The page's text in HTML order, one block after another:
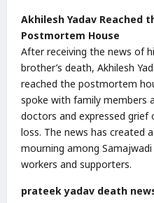
Akhilesh Yadav Reached
Postmortem House
After receiving the news of
brother’s death, Akhilesh
reached the postmortem
spoke with family members
doctors and expressed grief
loss. The news has created
mourning among
workers and supporters.
prateek yadav death